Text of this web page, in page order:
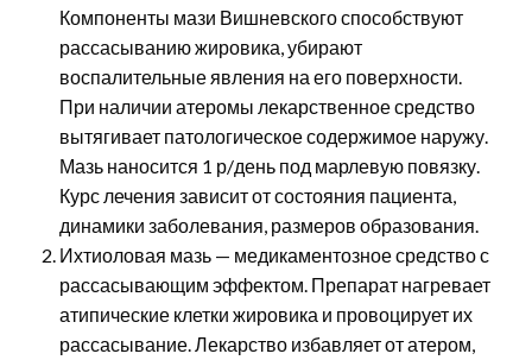
Компоненты мази Вишневского способствуют
рассасыванию жировика, убирают
воспалительные явления на его поверхности.
При наличии атеромы лекарственное средство
вытягивает патологическое содержимое наружу.
Мазь наносится 1 р/день под марлевую повязку.
Курс лечения зависит от состояния пациента,
динамики заболевания, размеров образования.
Ихтиоловая мазь — медикаментозное средство с
рассасывающим эффектом. Препарат нагревает
атипические клетки жировика и провоцирует их
рассасывание. Лекарство избавляет от атером,